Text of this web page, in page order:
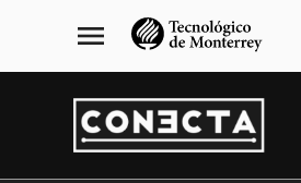
navegación
principal
menu